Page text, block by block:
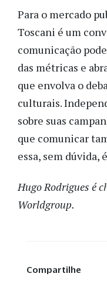
Para o mercado
Toscani é um
comunicação
das métricas e
que envolva o
culturais.
sobre suas
que comunicar
essa, sem dúvida,
Hugo Rodrigues é
Worldgroup.
Compartilhe